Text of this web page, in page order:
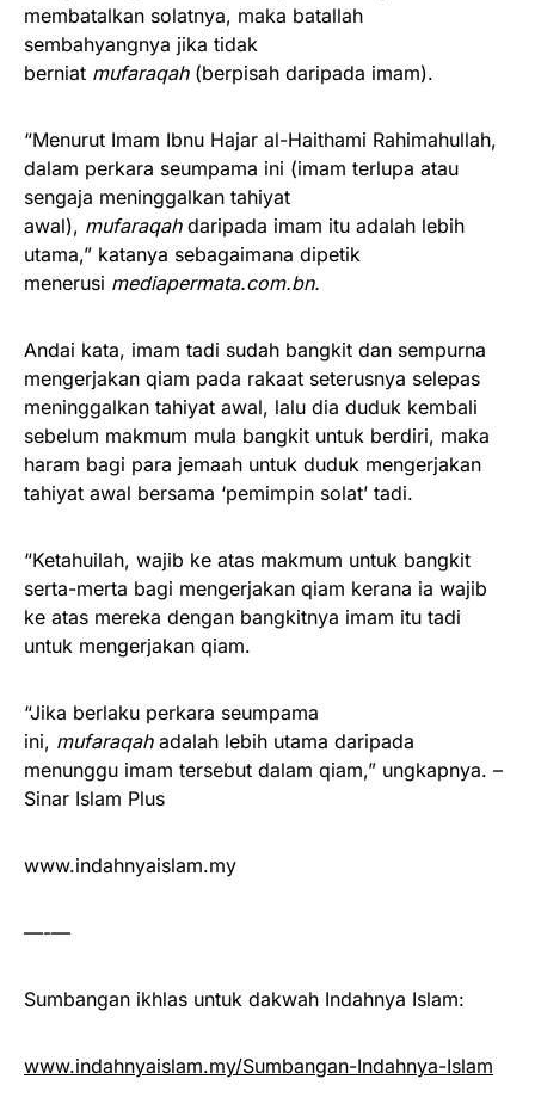
membatalkan solatnya, maka batallah
sembahyangnya jika tidak
berniat mufaraqah(berpisah daripada imam).
“Menurut Imam Ibnu Hajar al-Haithami Rahimahullah,
dalam perkara seumpama ini (imam terlupa atau
sengaja meninggalkan tahiyat
awal), mufaraqahdaripada imam itu adalah lebih
utama,” katanya sebagaimana dipetik
menerusi mediapermata.com.bn.
Andai kata, imam tadi sudah bangkit dan sempurna
mengerjakan qiam pada rakaat seterusnya selepas
meninggalkan tahiyat awal, lalu dia duduk kembali
sebelum makmum mula bangkit untuk berdiri, maka
haram bagi para jemaah untuk duduk mengerjakan
tahiyat awal bersama ‘pemimpin solat’ tadi.
“Ketahuilah, wajib ke atas makmum untuk bangkit
serta-merta bagi mengerjakan qiam kerana ia wajib
ke atas mereka dengan bangkitnya imam itu tadi
untuk mengerjakan qiam.
“Jika berlaku perkara seumpama
ini, mufaraqahadalah lebih utama daripada
menunggu imam tersebut dalam qiam,” ungkapnya. –
Sinar Islam Plus
www.indahnyaislam.my
—-—
Sumbangan ikhlas untuk dakwah Indahnya Islam:
www.indahnyaislam.my/Sumbangan-Indahnya-Islam